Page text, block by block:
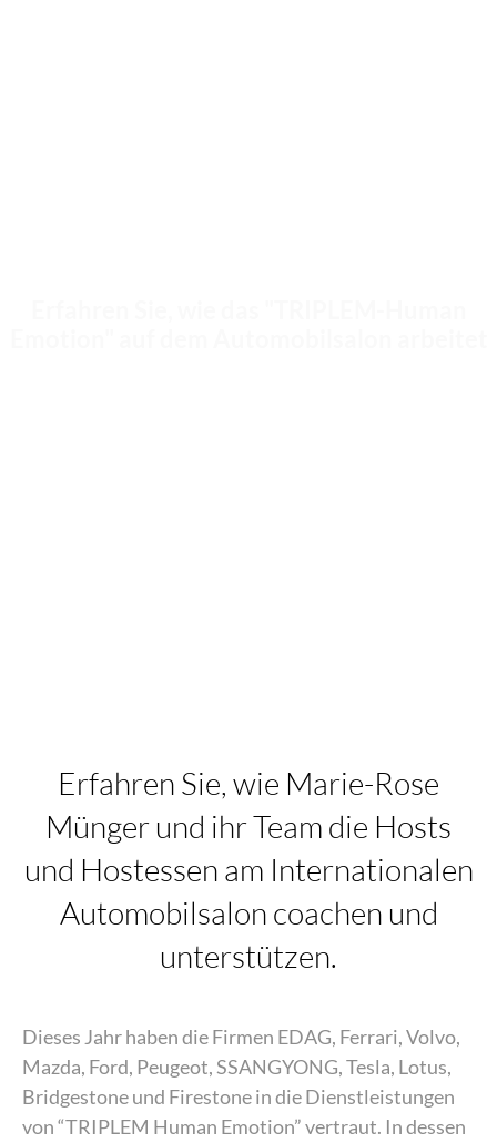
Erfahren Sie, wie Marie-Rose
Münger und ihr Team die Hosts
und Hostessen am Internationalen
Automobilsalon coachen und
unterstützen.
Dieses Jahr haben die Firmen EDAG, Ferrari, Volvo,
Mazda, Ford, Peugeot, SSANGYONG, Tesla, Lotus,
Bridgestone und Firestone in die Dienstleistungen
von “TRIPLEM Human Emotion” vertraut. In dessen